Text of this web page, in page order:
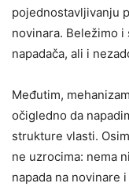
pojednostavljivanju
novinara. Beležimo
napadača, ali i
Međutim,
očigledno da
strukture vlasti.
ne uzrocima: nema
napada na novinare